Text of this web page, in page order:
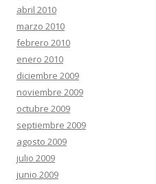
abril 2010
marzo 2010
febrero 2010
enero 2010
diciembre 2009
noviembre 2009
octubre 2009
septiembre 2009
agosto 2009
julio 2009
junio 2009